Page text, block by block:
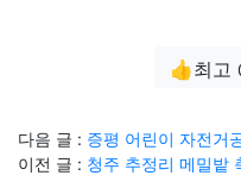
👍최고
다음 글 : 증평 어린이 자전거
이전 글 : 청주 추정리 메밀밭